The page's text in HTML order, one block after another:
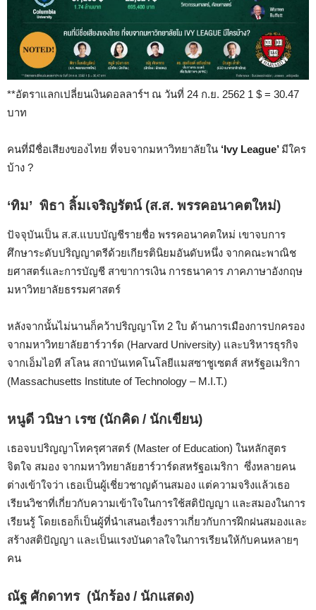
**อัตราแลกเปลี่ยนเงินดอลลาร์ฯ ณ วันที่ 24 ก.ย. 2562 1 $ = 30.47
บาท
คนที่มีชื่อเสียงของไทย ที่จบจากมหาวิทยาลัยใน ‘Ivy League’ มีใคร
บ้าง ?
‘ทิม’ พิธา ลิ้มเจริญรัตน์ (ส.ส. พรรคอนาคตใหม่)
ปัจจุบันเป็น ส.ส.แบบบัญชีรายชื่อ พรรคอนาคตใหม่ เขาจบการ
ศึกษาระดับปริญญาตรีด้วยเกียรตินิยมอันดับหนึ่ง จากคณะพาณิช
ยศาสตร์และการบัญชี สาขาการเงิน การธนาคาร ภาคภาษาอังกฤษ
มหาวิทยาลัยธรรมศาสตร์
หลังจากนั้นไม่นานก็คว้าปริญญาโท 2 ใบ ด้านการเมืองการปกครอง
จากมหาวิทยาลัยฮาร์วาร์ด (Harvard University) และบริหารธุรกิจ
จากเอ็มไอที สโลน สถาบันเทคโนโลยีแมสซาชูเซตส์ สหรัฐอเมริกา
(Massachusetts Institute of Technology – M.I.T.)
หนูดี วนิษา เรซ (นักคิด / นักเขียน)
เธอจบปริญญาโทครุศาสตร์ (Master of Education) ในหลักสูตร
จิตใจ สมอง จากมหาวิทยาลัยฮาร์วาร์ดสหรัฐอเมริกา ซึ่งหลายคน
ต่างเข้าใจว่า เธอเป็นผู้เชี่ยวชาญด้านสมอง แต่ความจริงแล้วเธอ
เรียนวิชาที่เกี่ยวกับความเข้าใจในการใช้สติปัญญา และสมองในการ
เรียนรู้ โดยเธอก็เป็นผู้ที่นำเสนอเรื่องราวเกี่ยวกับการฝึกฝนสมองและ
สร้างสติปัญญา และเป็นแรงบันดาลใจในการเรียนให้กับคนหลายๆ
คน
ณัฐ ศักดาทร (นักร้อง / นักแสดง)